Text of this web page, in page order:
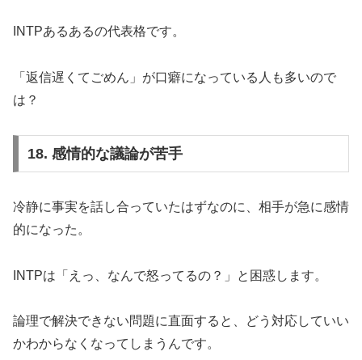
INTPあるあるの代表格です。
「返信遅くてごめん」が口癖になっている人も多いので
は？
18. 感情的な議論が苦手
冷静に事実を話し合っていたはずなのに、相手が急に感情
的になった。
INTPは「えっ、なんで怒ってるの？」と困惑します。
論理で解決できない問題に直面すると、どう対応していい
かわからなくなってしまうんです。